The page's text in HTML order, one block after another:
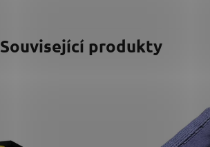
Související produkty